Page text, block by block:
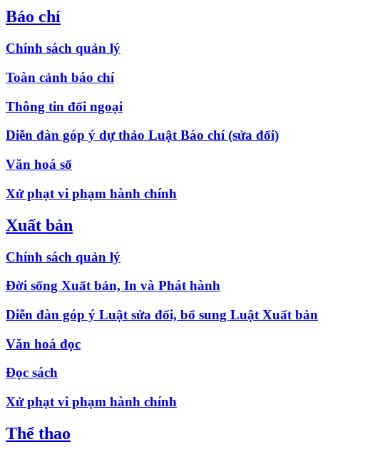
Báo chí
Chính sách quản lý
Toàn cảnh báo chí
Thông tin đối ngoại
Diễn đàn góp ý dự thảo Luật Báo chí (sửa đổi)
Văn hoá số
Xử phạt vi phạm hành chính
Xuất bản
Chính sách quản lý
Đời sống Xuất bản, In và Phát hành
Diễn đàn góp ý Luật sửa đổi, bổ sung Luật Xuất bản
Văn hoá đọc
Đọc sách
Xử phạt vi phạm hành chính
Thể thao